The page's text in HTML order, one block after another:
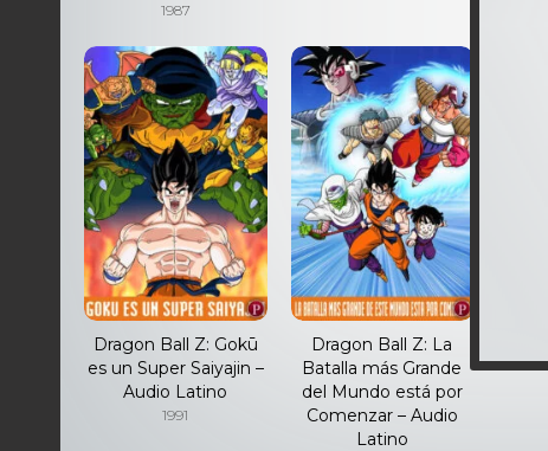
1987
Dragon Ball Z: Gokū
es un Super Saiyajin –
Audio Latino
1991
Dragon Ball Z: La
Batalla más Grande
del Mundo está por
Comenzar – Audio
Latino